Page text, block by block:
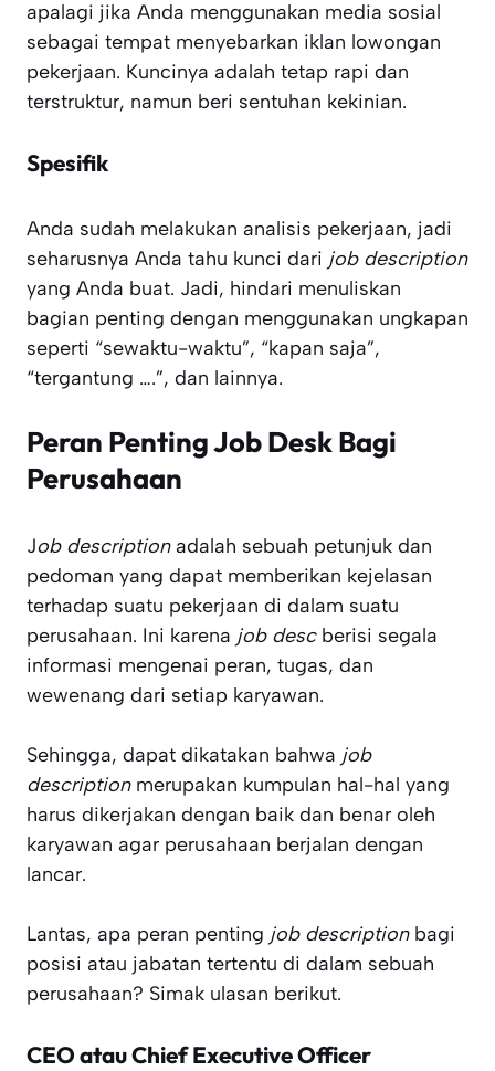
apalagi jika Anda menggunakan media sosial
sebagai tempat menyebarkan iklan lowongan
pekerjaan. Kuncinya adalah tetap rapi dan
terstruktur, namun beri sentuhan kekinian.
Spesifik
Anda sudah melakukan analisis pekerjaan, jadi
seharusnya Anda tahu kunci dari job description
yang Anda buat. Jadi, hindari menuliskan
bagian penting dengan menggunakan ungkapan
seperti “sewaktu-waktu”, “kapan saja”,
“tergantung ….”, dan lainnya.
Peran Penting Job Desk Bagi
Perusahaan
Job descriptionadalah sebuah petunjuk dan
pedoman yang dapat memberikan kejelasan
terhadap suatu pekerjaan di dalam suatu
perusahaan. Ini karena job descberisi segala
informasi mengenai peran, tugas, dan
wewenang dari setiap karyawan.
Sehingga, dapat dikatakan bahwa job
description merupakan kumpulan hal-hal yang
harus dikerjakan dengan baik dan benar oleh
karyawan agar perusahaan berjalan dengan
lancar.
Lantas, apa peran penting job descriptionbagi
posisi atau jabatan tertentu di dalam sebuah
perusahaan? Simak ulasan berikut.
CEO atau Chief Executive Officer